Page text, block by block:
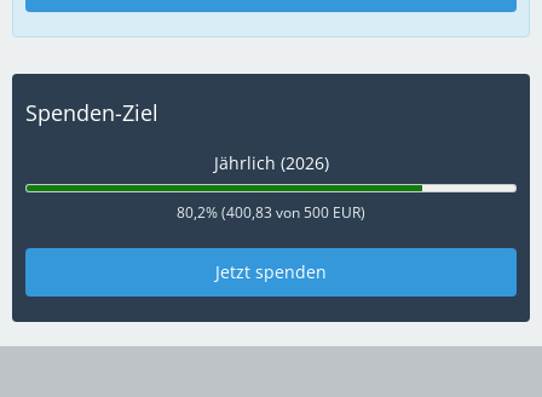
Spenden-Ziel
Jährlich (2026)
80,2% (400,83 von 500 EUR)
Jetzt spenden